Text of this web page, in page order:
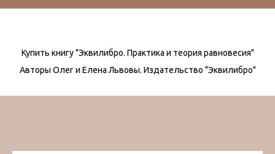
Купить книгу "Эквилибро. Практика и теория равновесия"
Авторы Олег и Елена Львовы. Издательство "Эквилибро"